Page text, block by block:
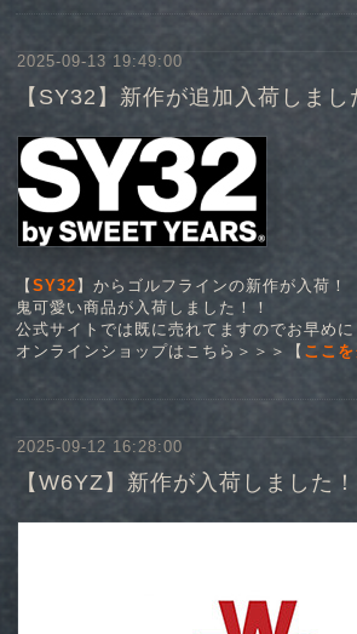
2025-09-13 19:49:00
【SY32】新作が追加入荷しまし
【SY32 】からゴルフラインの新作が入荷！
鬼可愛い商品が入荷しました！！
公式サイトでは既に売れてますのでお早めに
オンラインショップはこちら＞＞＞【 ここ
2025-09-12 16:28:00
【W6YZ】新作が入荷しました！